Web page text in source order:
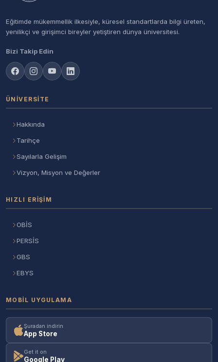
Eğitimde mükemmellik ilkesiyle, küresel standartlarda bilgi üreten,
yenilikçi ve girişimci bireyler yetiştiren dünya üniversitesi.
Bizi Takip Edin
ÜNIVERSITE
Hakkında
Tarihçe
Sayılarla Gelişim
Vizyon, Misyon ve Değerler
HIZLI ERIŞIM
OBİS
PERSİS
GBS
EBYS
MOBIL UYGULAMA
Şuradan indirin
App Store
Get it on
Google Play